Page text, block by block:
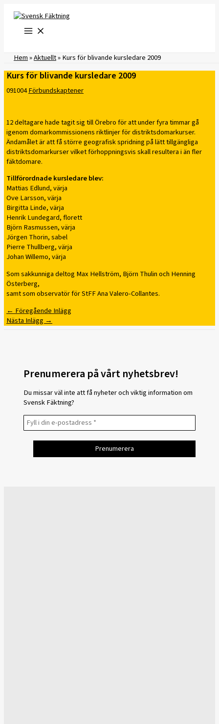
innehåll
Hem»Aktuellt»Kurs för blivande kursledare 2009
Kurs för blivande kursledare 2009
091004Förbundskaptener
12 deltagare hade tagit sig till Örebro för att under fyra timmar gå
igenom domarkommissionens riktlinjer för distriktsdomarkurser.
Ändamålet är att få större geografisk spridning på lätt tillgängliga
distriktsdomarkurser vilket förhoppningsvis skall resultera i än fler
fäktdomare.
Tillförordnade kursledare blev:
Mattias Edlund, värja
Ove Larsson, värja
Birgitta Linde, värja
Henrik Lundegard, florett
Björn Rasmussen, värja
Jörgen Thorin, sabel
Pierre Thullberg, värja
Johan Willemo, värja
Som sakkunniga deltog Max Hellström, Björn Thulin och Henning
Österberg,
samt som observatör för StFF Ana Valero-Collantes.
← Föregående Inlägg
Nästa Inlägg →
Prenumerera på vårt nyhetsbrev!
Du missar väl inte att få nyheter och viktig information om
Svensk Fäktning?